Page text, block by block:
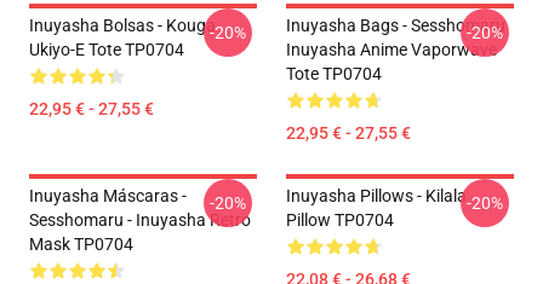
Inuyasha Bolsas - Kouga
Ukiyo-E Tote TP0704
22,95 € - 27,55 €
-20%
Inuyasha Bags - Sesshomaru
Inuyasha Anime Vaporwave
Tote TP0704
22,95 € - 27,55 €
-20%
Inuyasha Máscaras -
Sesshomaru - Inuyasha Retro
Mask TP0704
-20%
Inuyasha Pillows - Kilala
Pillow TP0704
22,08 € - 26,68 €
-20%